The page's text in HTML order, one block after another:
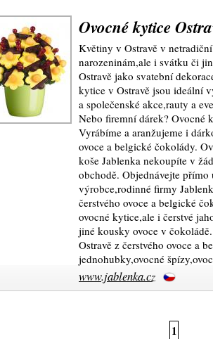
Ovocné kytice
Květiny v Ostravě v
narozeninám,ale i svátku či
Ostravě jako svatební
kytice v Ostravě jsou ideální
a společenské akce,rauty a
Nebo firemní dárek? Ovocné
Vyrábíme a aranžujeme i
ovoce a belgické čokolády.
koše Jablenka nekoupíte v
obchodě. Objednávejte
výrobce,rodinné firmy
čerstvého ovoce a belgické
ovocné kytice,ale i čerstvé
jiné kousky ovoce v
Ostravě z čerstvého ovoce a
jednohubky,ovocné
www.jablenka.cz
1